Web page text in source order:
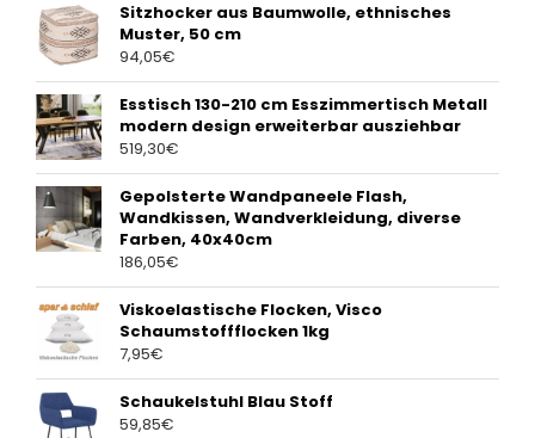
Sitzhocker aus Baumwolle, ethnisches
Muster, 50 cm
94,05€
Esstisch 130-210 cm Esszimmertisch Metall
modern design erweiterbar ausziehbar
519,30€
Gepolsterte Wandpaneele Flash,
Wandkissen, Wandverkleidung, diverse
Farben, 40x40cm
186,05€
Viskoelastische Flocken, Visco
Schaumstoffflocken 1kg
7,95€
Schaukelstuhl Blau Stoff
59,85€